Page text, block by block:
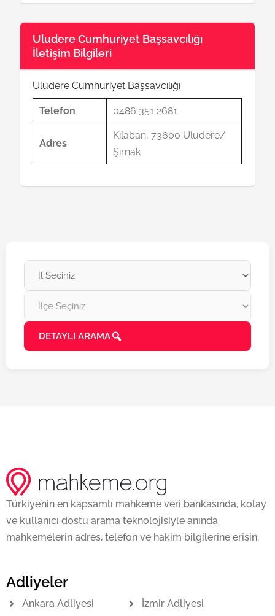
Uludere Cumhuriyet Başsavcılığı
İletişim Bilgileri
Uludere Cumhuriyet Başsavcılığı
Telefon 0486 351 2681
Adres
Kılaban, 73600 Uludere/
Şırnak
DETAYLI ARAMA
Türkiye’nin en kapsamlı mahkeme veri bankasında, kolay
ve kullanıcı dostu arama teknolojisiyle anında
mahkemelerin adres, telefon ve hakim bilgilerine erişin.
Adliyeler
Ankara Adliyesi İzmir Adliyesi